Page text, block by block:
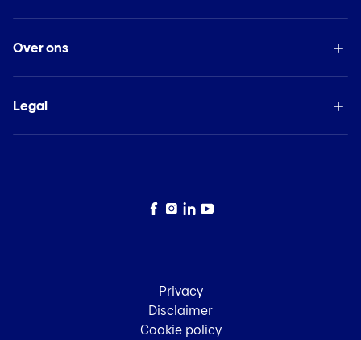
Over ons
Legal
Facebook
Instagram
LinkedIn
YouTube
Privacy
Disclaimer
Cookie policy